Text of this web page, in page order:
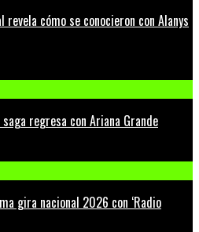
revela cómo se conocieron con Alanys
saga regresa con Ariana Grande
gira nacional 2026 con ‘Radio